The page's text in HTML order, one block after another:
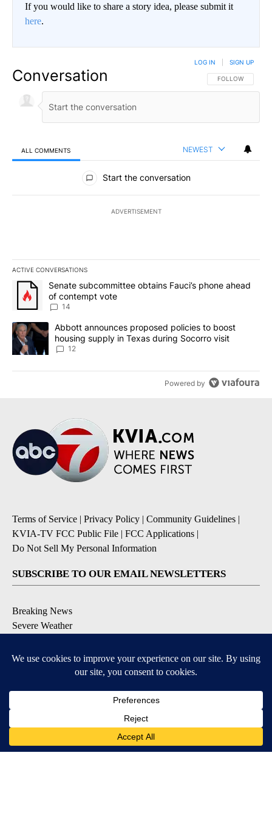
If you would like to share a story idea, please submit it
here.
Conversation FOLLOW THIS
FOLLOW
LOG IN SIGN UP
ALL COMMENTS NEWEST
All Comments
Start the conversation
ADVERTISEMENT
ACTIVE CONVERSATIONS
The following is a list of the most commented articles in the last
A trending article titled "Senate subcommittee obtains Fauci’s
Senate subcommittee obtains Fauci’s phone ahead
of contempt vote
14
A trending article titled "Abbott announces proposed policies to
Abbott announces proposed policies to boost
housing supply in Texas during Socorro visit
12
Powered by
Terms of Service | Privacy Policy | Community Guidelines |
KVIA-TV FCC Public File | FCC Applications |
Do Not Sell My Personal Information
SUBSCRIBE TO OUR EMAIL NEWSLETTERS
Breaking News
Severe Weather
Daily Weather Forecast
Available for iOS and Android